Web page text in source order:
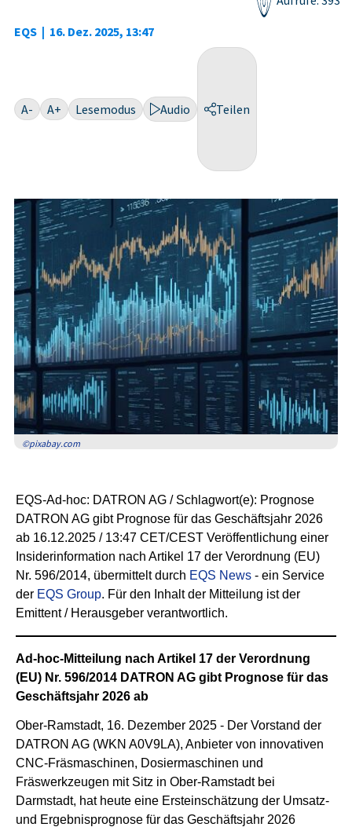
EQS | 16. Dez. 2025, 13:47
A- A+ Lesemodus Audio Teilen
©pixabay.com
EQS-Ad-hoc: DATRON AG / Schlagwort(e): Prognose
DATRON AG gibt Prognose für das Geschäftsjahr 2026
ab 16.12.2025 / 13:47 CET/CEST Veröffentlichung einer
Insiderinformation nach Artikel 17 der Verordnung (EU)
Nr. 596/2014, übermittelt durch EQS News - ein Service
der EQS Group. Für den Inhalt der Mitteilung ist der
Emittent / Herausgeber verantwortlich.
Ad-hoc-Mitteilung nach Artikel 17 der Verordnung
(EU) Nr. 596/2014 DATRON AG gibt Prognose für das
Geschäftsjahr 2026 ab
Ober-Ramstadt, 16. Dezember 2025 - Der Vorstand der
DATRON AG (WKN A0V9LA), Anbieter von innovativen
CNC-Fräsmaschinen, Dosiermaschinen und
Fräswerkzeugen mit Sitz in Ober-Ramstadt bei
Darmstadt, hat heute eine Ersteinschätzung der Umsatz-
und Ergebnisprognose für das Geschäftsjahr 2026